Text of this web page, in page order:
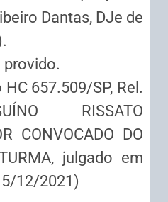
Dantas, DJe de
657.509/SP, Rel.
RISSATO
CONVOCADO DO
julgado em
12/2021)